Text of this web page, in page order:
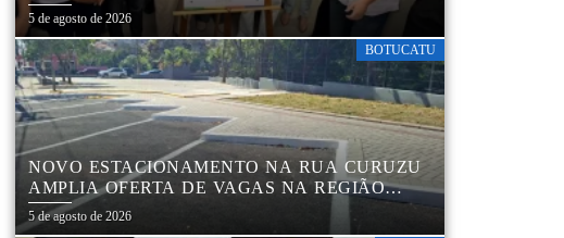
FORTALECE O CUIDADO ESPECIALIZADO
COM CRIANÇAS E FAMÍLIAS
5 de agosto de 2026
BOTUCATU
NOVO ESTACIONAMENTO NA RUA CURUZU
AMPLIA OFERTA DE VAGAS NA REGIÃO
CENTRAL
5 de agosto de 2026